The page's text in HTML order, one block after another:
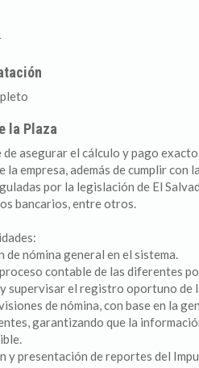
la Plaza
de asegurar el cálculo y pago
la empresa, además de cumplir
por la legislación de El
bancarios, entre otros.
de nómina general en el sistema.
contable de las diferentes
supervisar el registro oportuno de
de nómina, con base en la
garantizando que la
y presentación de reportes del